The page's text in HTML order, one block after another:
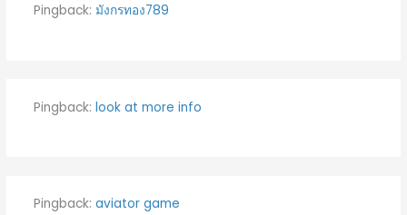
Pingback: มังกรทอง789
Pingback: look at more info
Pingback: aviator game